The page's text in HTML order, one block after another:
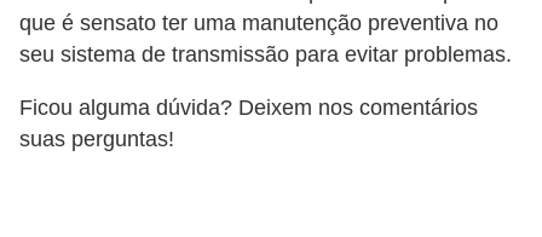
que é sensato ter uma manutenção preventiva no
seu sistema de transmissão para evitar problemas.
Ficou alguma dúvida? Deixem nos comentários
suas perguntas!
o
u
n